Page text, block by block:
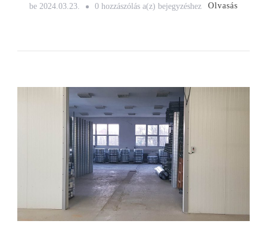
be 2024.03.23. 0 hozzászólás a(z) Légcsatorna
bejegyzéshez Olvasás